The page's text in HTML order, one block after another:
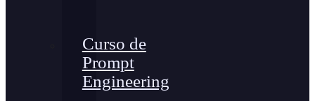
Curso de
Prompt
Engineering